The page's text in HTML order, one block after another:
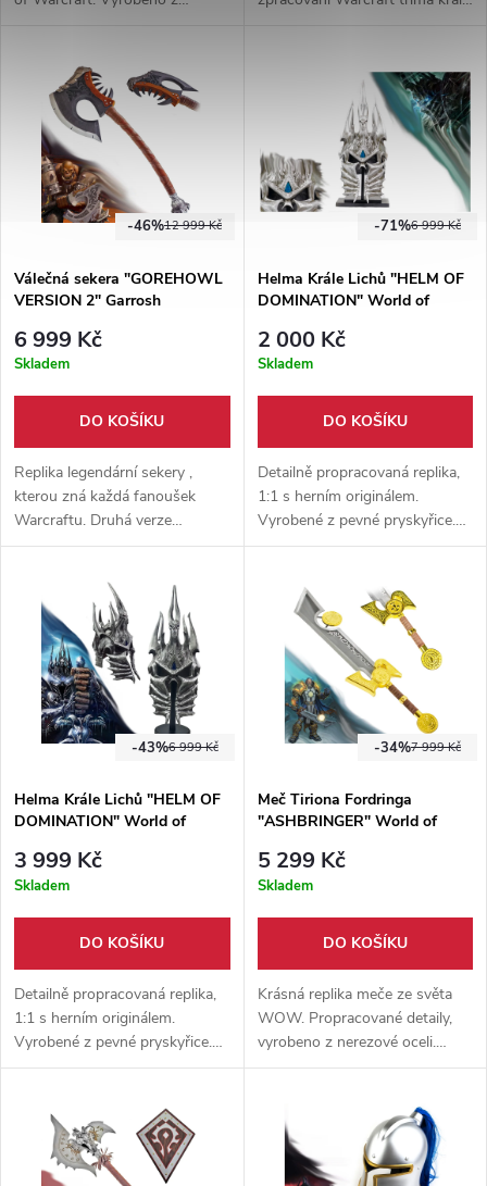
12 999 Kč
-46%
Válečná sekera "GOREHOWL
VERSION 2" Garrosh
6 999 Kč
Skladem
DO KOŠÍKU
Replika legendární sekery ,
kterou zná každá fanoušek
Warcraftu. Druhá verze
Gorehowl, kterou třímal
Hellscream. Nyní s
propracovanějšími detaily a
jinou omotávkou.
6 999 Kč
-71%
Helma Krále Lichů "HELM OF
DOMINATION" World of
2 000 Kč
Skladem
DO KOŠÍKU
Detailně propracovaná replika,
1:1 s herním originálem.
Vyrobené z pevné pryskyřice.
Maximální obvod hlavy 58
dřevěný stojánek.
6 999 Kč
-43%
Helma Krále Lichů "HELM OF
DOMINATION" World of
3 999 Kč
Skladem
DO KOŠÍKU
Detailně propracovaná replika,
1:1 s herním originálem.
Vyrobené z pevné pryskyřice.
Maximální obvod hlavy 58
dřevěný stojánek.
7 999 Kč
-34%
Meč Tiriona Fordringa
"ASHBRINGER" World of
5 299 Kč
Skladem
DO KOŠÍKU
Krásná replika meče ze světa
WOW. Propracované detaily,
vyrobeno z nerezové oceli.
Součástí balení je pevná